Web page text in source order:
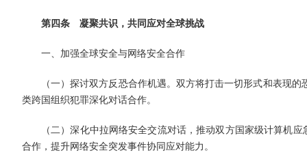
第四条 凝聚共识，共同应对全球挑战
一、加强全球安全与网络安全合作
（一）探讨双方反恐合作机遇。双方将打击一切形式和表现
类跨国组织犯罪深化对话合作。
（二）深化中拉网络安全交流对话，推动双方国家级计算机
合作，提升网络安全突发事件协同应对能力。